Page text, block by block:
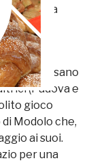
è solo la
a Bassano
(Padova e
gioco
Modolo che,
ai suoi.
per una